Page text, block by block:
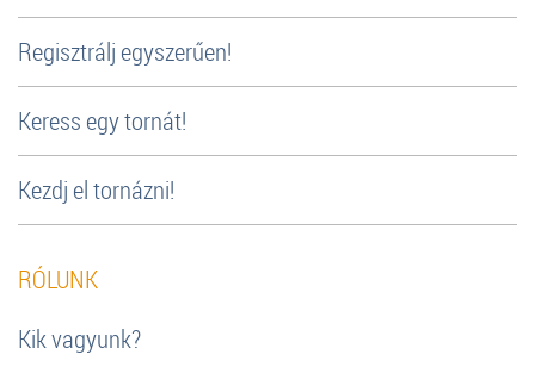
Regisztrálj egyszerűen!
Keress egy tornát!
Kezdj el tornázni!
RÓLUNK
Kik vagyunk?